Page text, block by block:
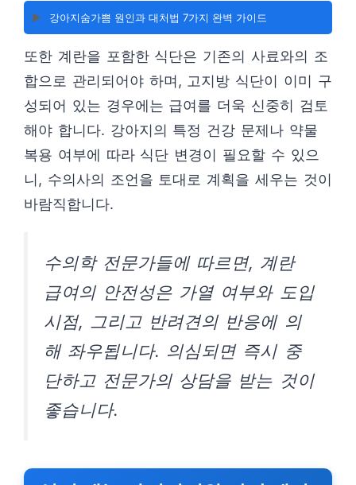
▶️ 강아지숨가쁨 원인과 대처법 7가지 완벽 가이드
또한 계란을 포함한 식단은 기존의 사료와의 조
합으로 관리되어야 하며, 고지방 식단이 이미 구
성되어 있는 경우에는 급여를 더욱 신중히 검토
해야 합니다. 강아지의 특정 건강 문제나 약물
복용 여부에 따라 식단 변경이 필요할 수 있으
니, 수의사의 조언을 토대로 계획을 세우는 것이
바람직합니다.
수의학 전문가들에 따르면, 계란
급여의 안전성은 가열 여부와 도입
시점, 그리고 반려견의 반응에 의
해 좌우됩니다. 의심되면 즉시 중
단하고 전문가의 상담을 받는 것이
좋습니다.